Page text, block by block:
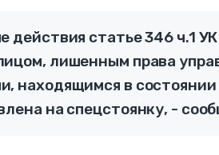
действия статье 346 ч.1
лишенным права
находящимся в состоянии
на спецстоянку, -